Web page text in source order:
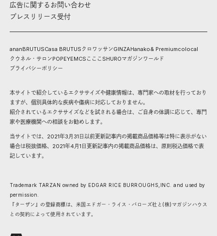
広告に関するお問い合わせ
プレスリリース受付
ananBRUTUSCasa BRUTUS クロワッサンGINZAHanako& Premiumcolocal
クウネル・サロンPOPEYEMCS こここ SHUROマガジンワールド
プライバシーポリシー
本サイトで紹介しているエクササイズや健康情報は、専門家への取材を行っており
ますが、個別具体的な疾病や傷病に対応しておりません。
紹介されているエクササイズなどを試される場合は、ご自身の体調に応じて、専門
家や医療機関への相談をお勧めします。
当サイトでは、2021年3月31日以前更新記事内の掲載商品価格等は特に表示がない
場合は税抜価格、2021年4月1日更新記事内の掲載商品価格は、原則税込価格で表
記しています。
Trademark TARZAN owned by EDGAR RICE BURROUGHS,INC. and used by
permission.
『ターザン』の登録商標は、米国エドガー・ライス・バローズ社と(株)マガジンハウス
との契約によって使用されています。